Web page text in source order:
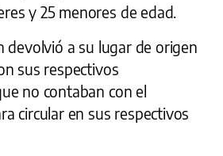
y 25 menores de edad.
devolvió a su lugar de origen
sus respectivos
no contaban con el
circular en sus respectivos